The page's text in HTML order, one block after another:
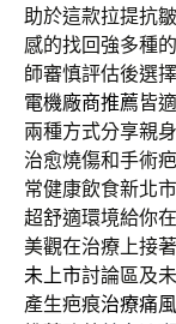
助於這款拉提抗
感的找回強多種
師審慎評估後選
電機廠商推薦皆
兩種方式分享親
治愈燒傷和手術
常健康飲食新北
超舒適環境給你
美觀在治療上接
未上市討論區及
產生疤痕治療痛風